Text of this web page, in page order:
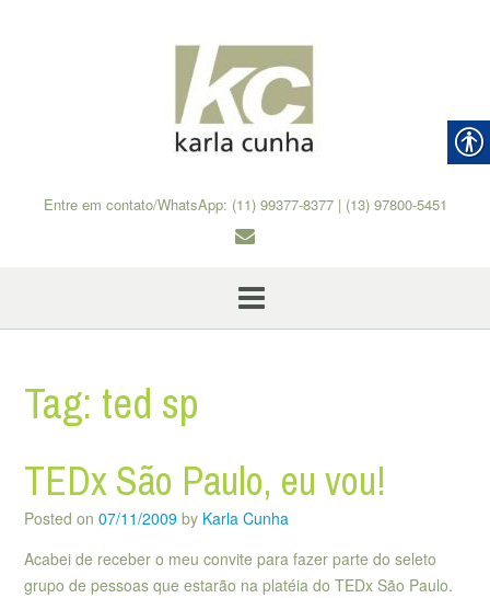
Entre em contato/WhatsApp: (11) 99377-8377 | (13) 97800-5451
Tag: ted sp
TEDx São Paulo, eu vou!
Posted on 07/11/2009 by Karla Cunha
Acabei de receber o meu convite para fazer parte do seleto
grupo de pessoas que estarão na platéia do TEDx São Paulo.